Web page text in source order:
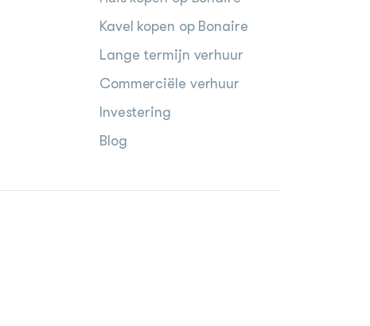
Kavel kopen op Bonaire
Lange termijn verhuur
Commerciële verhuur
Investering
Blog